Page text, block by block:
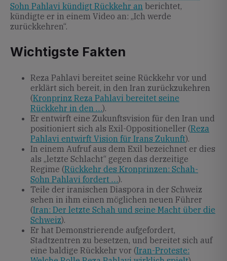
Sohn Pahlavi kündigt Rückkehr an berichtet,
kündigte er in einem Video an: „Ich werde
zurückkehren“.
Wichtigste Fakten
Reza Pahlavi bereitet seine Rückkehr vor und
erklärt sich bereit, in den Iran zurückzukehren
(Kronprinz Reza Pahlavi bereitet seine
Rückkehr in den …).
Er entwirft eine Zukunftsvision für den Iran und
positioniert sich als Exil-Oppositioneller (Reza
Pahlavi entwirft Vision für Irans Zukunft).
In einem Aufruf aus dem Exil bezeichnet er dies
als „letzte Schlacht“ gegen das derzeitige
Regime (Rückkehr des Kronprinzen: Schah-
Sohn Pahlavi fordert …).
Teile der iranischen Diaspora in der Schweiz
sehen in ihm einen möglichen neuen Führer
(Iran: Der letzte Schah und seine Macht über die
Schweiz).
Er hat Demonstrierende aufgefordert,
Stadtzentren zu besetzen, und bereitet sich auf
eine baldige Rückkehr vor (Iran-Proteste: